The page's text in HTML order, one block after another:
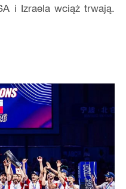
i Izraela wciąż trwają.